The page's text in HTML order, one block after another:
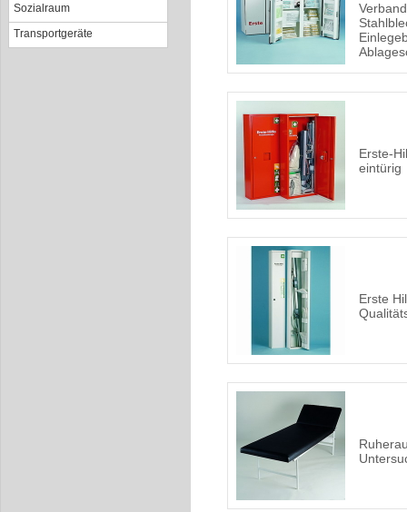
Sozialraum
Transportgeräte
Erste-
eintürig
Erste